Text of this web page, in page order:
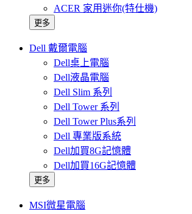
ACER 家用迷你(特仕機)
更多
Dell 戴爾電腦
Dell桌上電腦
Dell液晶電腦
Dell Slim 系列
Dell Tower 系列
Dell Tower Plus系列
Dell 專業版系統
Dell加買8G記憶體
Dell加買16G記憶體
更多
MSI微星電腦